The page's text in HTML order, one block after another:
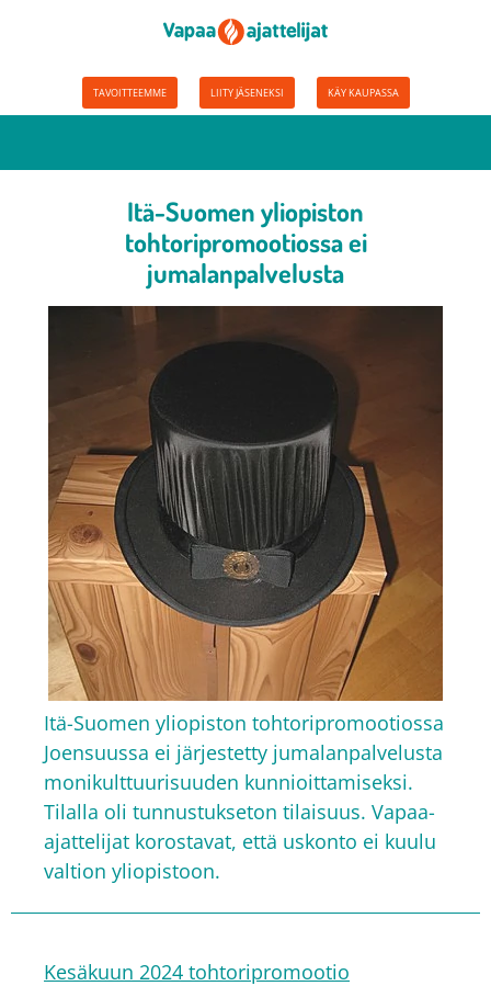
TAVOITTEEMME LIITY JÄSENEKSI KÄY KAUPASSA
Itä-Suomen yliopiston
tohtoripromootiossa ei
jumalanpalvelusta
Itä-Suomen yliopiston tohtoripromootiossa
Joensuussa ei järjestetty jumalanpalvelusta
monikulttuurisuuden kunnioittamiseksi.
Tilalla oli tunnustukseton tilaisuus. Vapaa-
ajattelijat korostavat, että uskonto ei kuulu
valtion yliopistoon.
Kesäkuun 2024 tohtoripromootio